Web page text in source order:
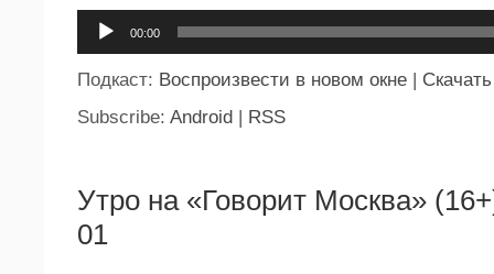
00:00
Подкаст: Воспроизвести в новом окне | Скачать
Subscribe: Android | RSS
Утро на «Говорит Москва»
01